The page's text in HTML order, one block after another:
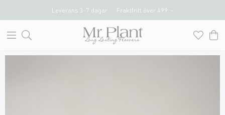
Leverans 3-7 dagar Fraktfritt över 499 :-